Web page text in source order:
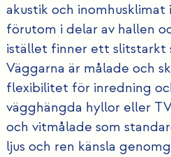
akustik och inomhusklimat
förutom i delar av hallen
istället finner ett slitstarkt
Väggarna är målade och
flexibilitet för inredning
vägghängda hyllor eller
och vitmålade som
ljus och ren känsla